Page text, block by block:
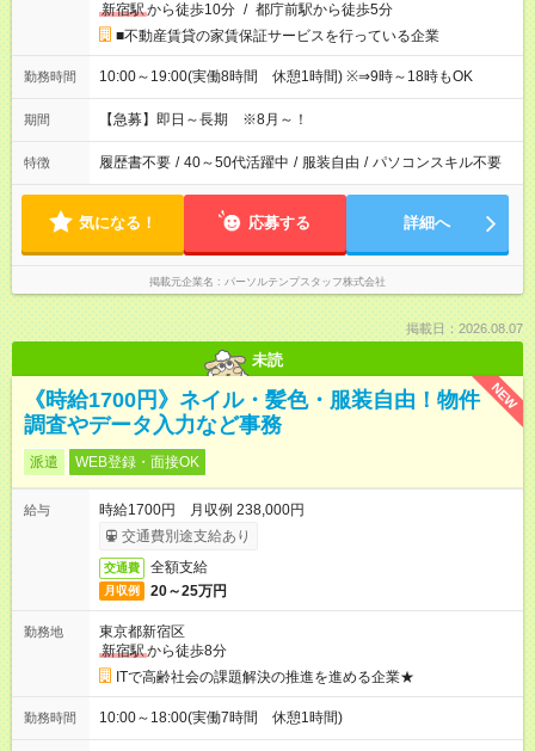
新宿駅から徒歩10分 / 都庁前駅から徒歩5分
■不動産賃貸の家賃保証サービスを行っている企業
勤務時間 10:00～19:00(実働8時間 休憩1時間) ※⇒9時～18時もOK
期間 【急募】即日～長期 ※8月～！
特徴 履歴書不要 / 40～50代活躍中 / 服装自由 / パソコンスキル不要
気になる！ 応募する 詳細へ
掲載元企業名 パーソルテンプスタッフ株式会社
掲載日：2026.08.07
未読
NEW
《時給1700円》ネイル・髪色・服装自由！物件
調査やデータ入力など事務
派遣 WEB登録・面接OK
給与
時給1700円 月収例 238,000円
交通費別途支給あり
交通費 全額支給
月収例 20～25万円
勤務地
東京都新宿区
新宿駅から徒歩8分
ITで高齢社会の課題解決の推進を進める企業★
勤務時間 10:00～18:00(実働7時間 休憩1時間)